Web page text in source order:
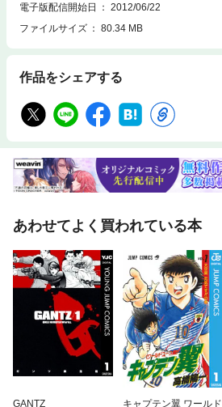
電子版配信開始日
2012/06/22
ファイルサイズ
80.34 MB
作品をシェアする
あわせてよく買われている本
GANTZ
キャプテン翼 ワールド